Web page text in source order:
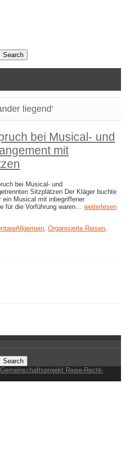
liegend’
bei Musical- und
mit
bei Musical- und
Sitzplätzen Der Kläger buchte
ein Musical mit inbegriffener
für die Vorführung waren… weiterlesen
Allgemein, Organisierte Reisen,
Gemeinschaftsprojekt Reise-Recht-